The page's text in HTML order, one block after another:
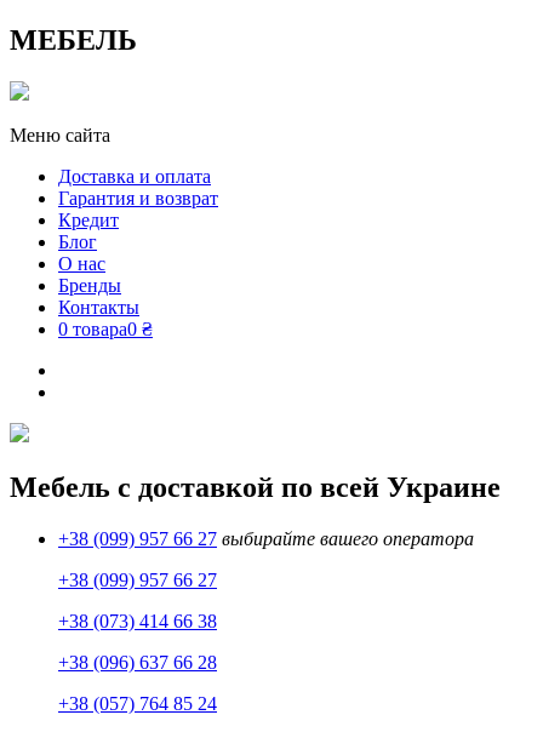
МЕБЕЛЬ
Меню сайта
Доставка и оплата
Гарантия и возврат
Кредит
Блог
О нас
Бренды
Контакты
0 товара0 ₴
Мебель с доставкой по всей Украине
+38 (099) 957 66 27 выбирайте вашего оператора
+38 (099) 957 66 27
+38 (073) 414 66 38
+38 (096) 637 66 28
+38 (057) 764 85 24